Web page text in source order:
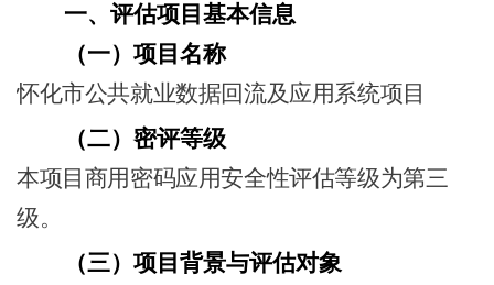
一、 评估项目基本信息
（一） 项目名称
怀化市公共就业数据回流及应用系统项目
（二） 密评等级
本项目商用密码应用安全性评估等级为第三
级。
（三） 项目背景与评估对象